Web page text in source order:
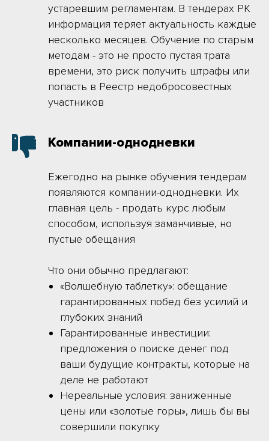
устаревшим регламентам. В тендерах РК
информация теряет актуальность каждые
несколько месяцев. Обучение по старым
методам - это не просто пустая трата
времени, это риск получить штрафы или
попасть в Реестр недобросовестных
участников
Компании-однодневки
Ежегодно на рынке обучения тендерам
появляются компании-однодневки. Их
главная цель - продать курс любым
способом, используя заманчивые, но
пустые обещания
Что они обычно предлагают:
«Волшебную таблетку»: обещание
гарантированных побед без усилий и
глубоких знаний
Гарантированные инвестиции:
предложения о поиске денег под
ваши будущие контракты, которые на
деле не работают
Нереальные условия: заниженные
цены или «золотые горы», лишь бы вы
совершили покупку